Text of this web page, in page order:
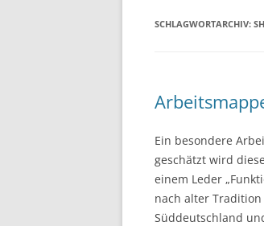
SCHLAGWORTARCHIV:
Ein besondere
geschätzt wird
einem Leder
nach alter
Süddeutschland